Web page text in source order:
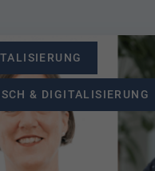
& DIGITALISIERUNG